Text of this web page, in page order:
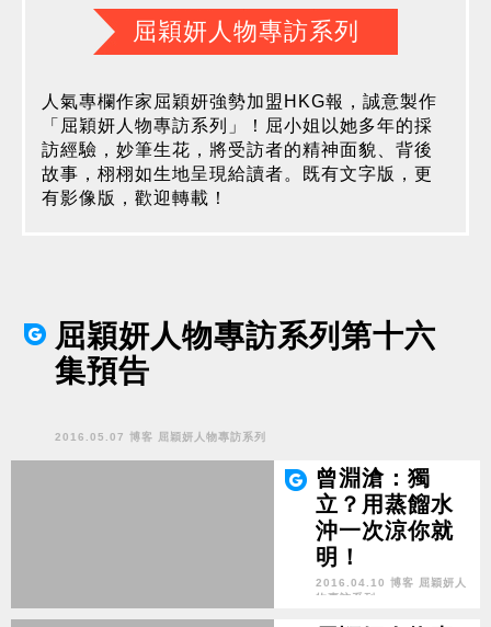
屈穎妍人物專訪系列
人氣專欄作家屈穎妍強勢加盟HKG報，誠意製作
「屈穎妍人物專訪系列」！屈小姐以她多年的採
訪經驗，妙筆生花，將受訪者的精神面貌、背後
故事，栩栩如生地呈現給讀者。既有文字版，更
有影像版，歡迎轉載！
屈穎妍人物專訪系列第十六
集預告
2016.05.07 博客 屈穎妍人物專訪系列
曾淵滄：獨
立？用蒸餾水
沖一次涼你就
明！
2016.04.10 博客 屈穎妍人
物專訪系列